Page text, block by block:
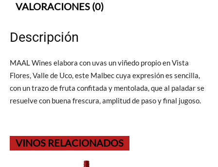
VALORACIONES (0)
Descripción
MAAL Wines elabora con uvas un viñedo propio en Vista
Flores, Valle de Uco, este Malbec cuya expresión es sencilla,
con un trazo de fruta confitada y mentolada, que al paladar se
resuelve con buena frescura, amplitud de paso y final jugoso.
VINOS RELACIONADOS